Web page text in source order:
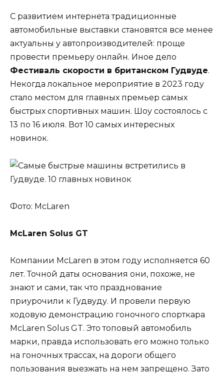
С развитием интернета традиционные
автомобильные выставки становятся все менее
актуальны у автопроизводителей: проще
провести премьеру онлайн. Иное дело
Фестиваль скорости в британском Гудвуде.
Некогда локальное мероприятие в 2023 году
стало местом для главных премьер самых
быстрых спортивных машин. Шоу состоялось с
13 по 16 июля. Вот 10 самых интересных
новинок.
Фото: McLaren
McLaren Solus GT
Компании McLaren в этом году исполняется 60
лет. Точной даты основания они, похоже, не
знают и сами, так что празднование
приурочили к Гудвуду. И провели первую
ходовую демонстрацию гоночного спорткара
McLaren Solus GT. Это топовый автомобиль
марки, правда использовать его можно только
на гоночных трассах, на дороги общего
пользования выезжать на нем запрещено. Зато